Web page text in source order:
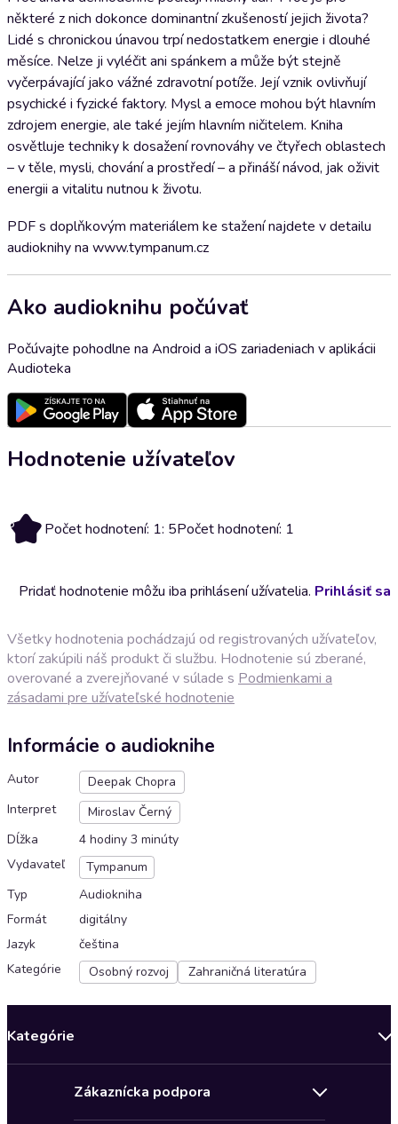
některé z nich dokonce dominantní zkušeností jejich života?
Lidé s chronickou únavou trpí nedostatkem energie i dlouhé
měsíce. Nelze ji vyléčit ani spánkem a může být stejně
vyčerpávající jako vážné zdravotní potíže. Její vznik ovlivňují
psychické i fyzické faktory. Mysl a emoce mohou být hlavním
zdrojem energie, ale také jejím hlavním ničitelem. Kniha
osvětluje techniky k dosažení rovnováhy ve čtyřech oblastech
– v těle, mysli, chování a prostředí – a přináší návod, jak oživit
energii a vitalitu nutnou k životu.
PDF s doplňkovým materiálem ke stažení najdete v detailu
audioknihy na www.tympanum.cz
Ako audioknihu počúvať
Počúvajte pohodlne na Android a iOS zariadeniach v aplikácii
Audioteka
Hodnotenie užívateľov
5 Počet hodnotení: 1: 5Počet hodnotení: 1
Pridať hodnotenie môžu iba prihlásení užívatelia. Prihlásiť sa
Všetky hodnotenia pochádzajú od registrovaných užívateľov,
ktorí zakúpili náš produkt či službu. Hodnotenie sú zberané,
overované a zverejňované v súlade s Podmienkami a
zásadami pre užívateľské hodnotenie
Informácie o audioknihe
Autor
Deepak Chopra
Interpret
Miroslav Černý
Dĺžka
4 hodiny 3 minúty
Vydavateľ
Tympanum
Typ
Audiokniha
Formát
digitálny
Jazyk
čeština
Kategórie
Osobný rozvoj Zahraničná literatúra
Kategórie
Zákaznícka podpora